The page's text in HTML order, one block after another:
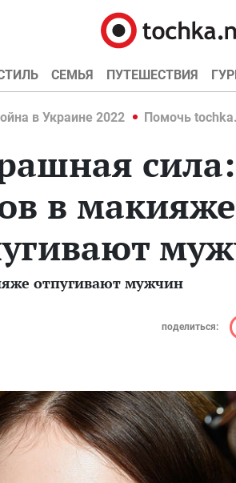
СЕМЬЯ ПУТЕШЕСТВИЯ
в Украине 2022 Помочь
в
отпугивают мужчин
поделиться: